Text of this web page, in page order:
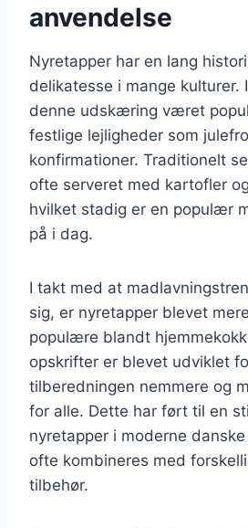
anvendelse
Nyretapper har en lang
delikatesse i mange kulturer.
denne udskæring været
festlige lejligheder som
konfirmationer. Traditionelt
ofte serveret med kartofler
hvilket stadig er en populær
på i dag.
I takt med at
sig, er nyretapper blevet
populære blandt
opskrifter er blevet udviklet
tilberedningen nemmere og
for alle. Dette har ført til en
nyretapper i moderne
ofte kombineres med
tilbehør.